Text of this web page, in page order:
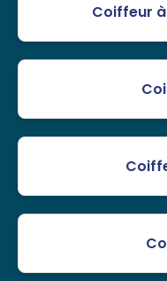
Coiffeur